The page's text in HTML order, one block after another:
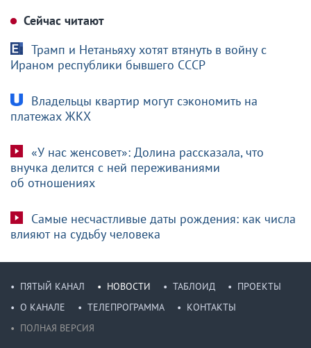
Сейчас читают
Трамп и Нетаньяху хотят втянуть в войну с
Ираном республики бывшего СССР
Владельцы квартир могут сэкономить на
платежах ЖКХ
«У нас женсовет»: Долина рассказала, что
внучка делится с ней переживаниями
об отношениях
Самые несчастливые даты рождения: как числа
влияют на судьбу человека
ПЯТЫЙ КАНАЛ НОВОСТИ ТАБЛОИД
ПРОЕКТЫ
О КАНАЛЕ
ТЕЛЕПРОГРАММА
КОНТАКТЫ
ПОЛНАЯ ВЕРСИЯ